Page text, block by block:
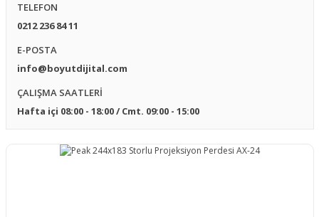
TELEFON
0212 236 84 11
E-POSTA
info@boyutdijital.com
ÇALIŞMA SAATLERİ
Hafta içi 08:00 - 18:00 / Cmt. 09:00 - 15:00